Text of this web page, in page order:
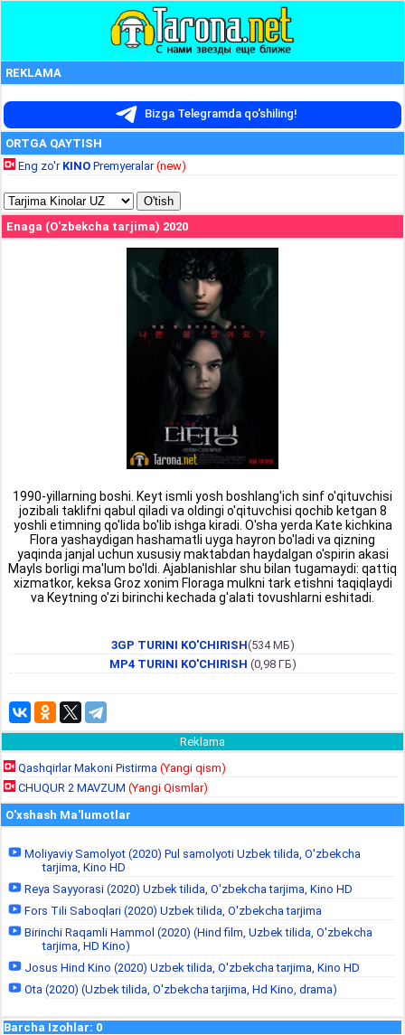
REKLAMA
Bizga Telegramda qo'shiling!
ORTGA QAYTISH
Eng zo'r KINO Premyeralar(new)
Enaga (O'zbekcha tarjima) 2020
1990-yillarning boshi. Keyt ismli yosh boshlang'ich sinf o'qituvchisi
jozibali taklifni qabul qiladi va oldingi o'qituvchisi qochib ketgan 8
yoshli etimning qo'lida bo'lib ishga kiradi. O'sha yerda Kate kichkina
Flora yashaydigan hashamatli uyga hayron bo'ladi va qizning
yaqinda janjal uchun xususiy maktabdan haydalgan o'spirin akasi
Mayls borligi ma'lum bo'ldi. Ajablanishlar shu bilan tugamaydi: qattiq
xizmatkor, keksa Groz xonim Floraga mulkni tark etishni taqiqlaydi
va Keytning o'zi birinchi kechada g'alati tovushlarni eshitadi.
3GP TURINI KO'CHIRISH(534 МБ)
MP4 TURINI KO'CHIRISH (0,98 ГБ)
Reklama
Qashqirlar Makoni Pistirma (Yangi qism)
CHUQUR 2 MAVZUM (Yangi Qismlar)
O'xshash Ma'lumotlar
Moliyaviy Samolyot (2020) Pul samolyoti Uzbek tilida, O'zbekcha
tarjima, Kino HD
Reya Sayyorasi (2020) Uzbek tilida, O'zbekcha tarjima, Kino HD
Fors Tili Saboqlari (2020) Uzbek tilida, O'zbekcha tarjima
Birinchi Raqamli Hammol (2020) (Hind film, Uzbek tilida, O'zbekcha
tarjima, HD Kino)
Josus Hind Kino (2020) Uzbek tilida, O'zbekcha tarjima, Kino HD
Ota (2020) (Uzbek tilida, O'zbekcha tarjima, Hd Kino, drama)
Barcha Izohlar: 0